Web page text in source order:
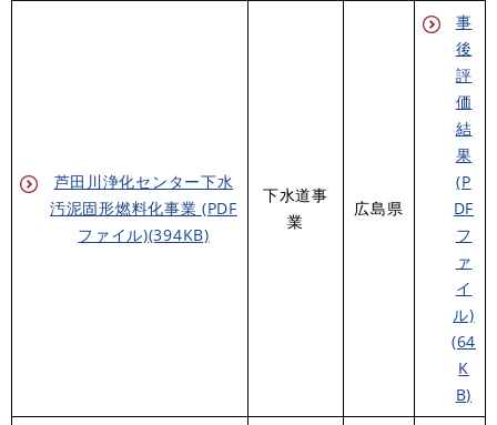
芦田川浄化センター下水
汚泥固形燃料化事業 (PDF
ファイル)(394KB)
下水道事
業
広島県
事
後
評
価
結
果
(P
DF
フ
ァ
イ
ル)
(64
K
B)